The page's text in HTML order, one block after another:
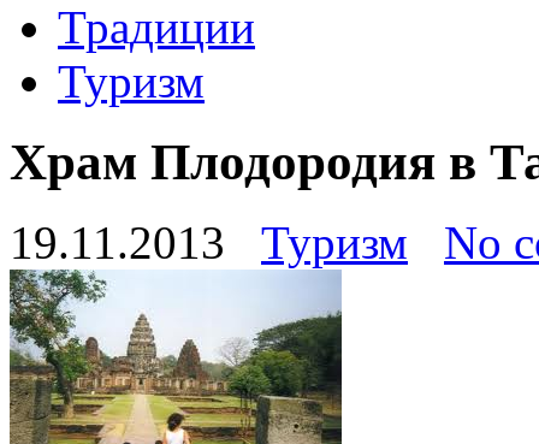
Традиции
Туризм
Храм Плодородия в
19.11.2013 Туризм No